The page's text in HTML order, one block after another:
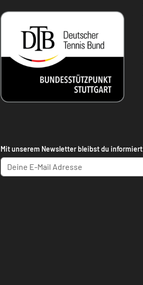
Mit unserem Newsletter bleibst du informiert